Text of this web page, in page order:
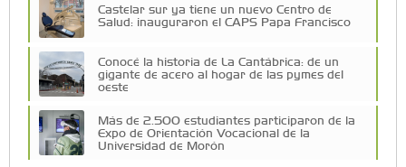
Castelar sur ya tiene un nuevo Centro de
Salud: inauguraron el CAPS Papa Francisco
Conocé la historia de La Cantábrica: de un
gigante de acero al hogar de las pymes del
oeste
Más de 2.500 estudiantes participaron de la
Expo de Orientación Vocacional de la
Universidad de Morón